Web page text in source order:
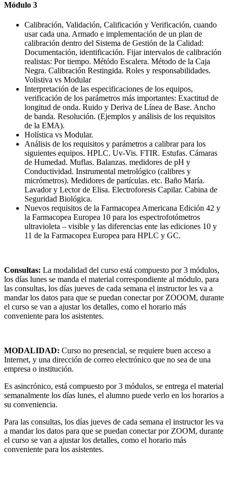
Módulo 3
Calibración, Validación, Calificación y Verificación, cuando
usar cada una. Armado e implementación de un plan de
calibración dentro del Sistema de Gestión de la Calidad:
Documentación, identificación. Fijar intervalos de calibración
realistas: Por tiempo. Métódo Escalera. Método de la Caja
Negra. Calibración Restingida. Roles y responsabilidades.
Volistiva vs Modular
Interpretación de las especificaciones de los equipos,
verificación de los parámetros más importantes: Exactitud de
longitud de onda. Ruido y Deriva de Línea de Base. Ancho
de banda. Resolución. (Ejemplos y análisis de los requisitos
de la EMA).
Holística vs Modular.
Análisis de los requisitos y parámetros a calibrar para los
siguientes equipos. HPLC. Uv-Vis. FTIR. Estufas. Cámaras
de Humedad. Muflas. Balanzas. medidores de pH y
Conductividad. Instrumental metrológico (calibres y
micrómetros). Medidores de partículas. etc. Baño María.
Lavador y Lector de Elisa. Electroforesis Capilar. Cabina de
Seguridad Biológica.
Nuevos requisitos de la Farmacopea Americana Edición 42 y
la Farmacopea Europea 10 para los espectrofotómetros
ultravioleta – visible y las diferencias ente las ediciones 10 y
11 de la Farmacopea Europea para HPLC y GC.
Consultas: La modalidad del curso está compuesto por 3 módulos,
los días lunes se manda el material correspondiente al módulo, para
las consultas, los días jueves de cada semana el instructor les va a
mandar los datos para que se puedan conectar por ZOOOM, durante
el curso se van a ajustar los detalles, como el horario más
conveniente para los asistentes.
MODALIDAD: Curso no presencial, se requiere buen acceso a
Internet, y una dirección de correo electrónico que no sea de una
empresa o institución.
Es asincrónico, está compuesto por 3 módulos, se entrega el material
semanalmente los días lunes, el alumno puede verlo en los horarios a
su conveniencia.
Para las consultas, los días jueves de cada semana el instructor les va
a mandar los datos para que se puedan conectar por ZOOM, durante
el curso se van a ajustar los detalles, como el horario más
conveniente para los asistentes.